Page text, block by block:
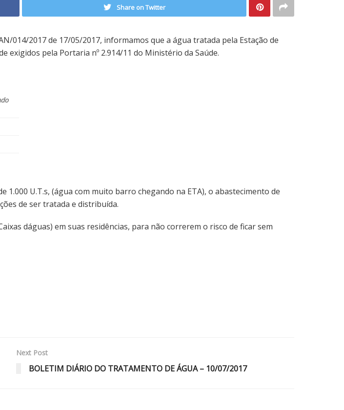
Share on Twitter
014/2017 de 17/05/2017, informamos que a água tratada pela Estação de
pela Portaria nº 2.914/11 do Ministério da Saúde.
U.T.s, (água com muito barro chegando na ETA), o abastecimento de
de ser tratada e distribuída.
dáguas) em suas residências, para não correrem o risco de ficar sem
Next Post
BOLETIM DIÁRIO DO TRATAMENTO DE ÁGUA – 10/07/2017